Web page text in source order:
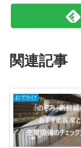
関連記事
おでかけ